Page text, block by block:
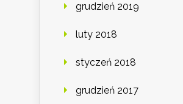
grudzień 2019
luty 2018
styczeń 2018
grudzień 2017